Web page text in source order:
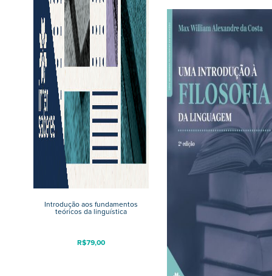
Introdução aos fundamentos
teóricos da linguística
R$79,00